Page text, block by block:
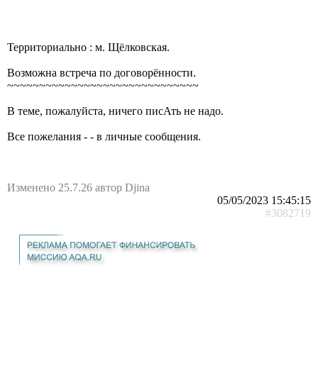
Территориально : м. Щёлковская.
Возможна встреча по договорённости.
~~~~~~~~~~~~~~~~~~~~~~~~~~~~~~
В теме, пожалуйста, ничего писАть не надо.
Все пожелания - - в личные сообщения.
Изменено 25.7.26 автор Djina
05/05/2023 15:45:15
#3082719